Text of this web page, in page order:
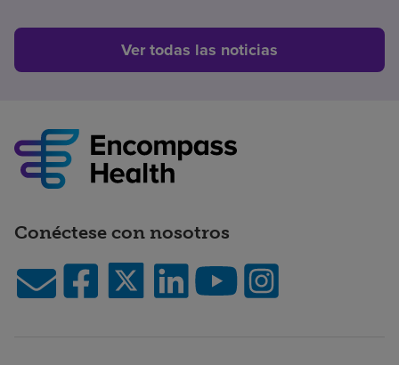
Ver todas las noticias
Conéctese con nosotros